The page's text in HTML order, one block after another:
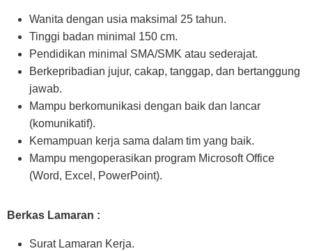
Wanita dengan usia maksimal 25 tahun.
Tinggi badan minimal 150 cm.
Pendidikan minimal SMA/SMK atau sederajat.
Berkepribadian jujur, cakap, tanggap, dan bertanggung
jawab.
Mampu berkomunikasi dengan baik dan lancar
(komunikatif).
Kemampuan kerja sama dalam tim yang baik.
Mampu mengoperasikan program Microsoft Office
(Word, Excel, PowerPoint).
Berkas Lamaran :
Surat Lamaran Kerja.